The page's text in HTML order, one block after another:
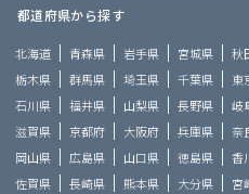
都道府県から探す
北海道 青森県 岩手県 宮城県 秋
栃木県
群馬県 埼玉県 千葉県 東
石川県
福井県 山梨県 長野県 岐
滋賀県
京都府 大阪府 兵庫県 奈
岡山県
広島県 山口県 徳島県 香
佐賀県
長崎県 熊本県 大分県 宮